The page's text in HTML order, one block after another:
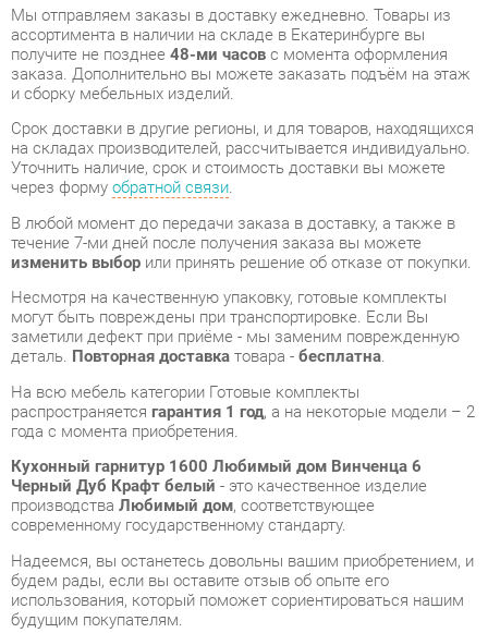
Срок доставки в другие регионы, и для товаров, находящихся
на складах производителей, рассчитывается индивидуально.
Уточнить наличие, срок и стоимость доставки вы можете
через формуобратной связи.
течение 7-ми дней после получения заказа вы можете
изменить выборили принять решение об отказе от покупки.
Несмотря на качественную упаковку, готовые комплекты
заметили дефект при приёме - мы заменим поврежденную
деталь.Повторная доставкатовара -бесплатна.
распространяетсягарантия 1 год, а на некоторые модели – 2
года с момента приобретения.
Кухонный гарнитур 1600 Любимый дом Винченца 6
Черный Дуб Крафт белый
- это качественное изделие
производстваЛюбимый дом, соответствующее
современному государственному стандарту.
Надеемся, вы останетесь довольны вашим приобретением, и
будем рады, если вы оставите отзыв об опыте его
использования, который поможет сориентироваться нашим
будущим покупателям.
Кроме формыобратной связиполучить развёрнутую
консультацию, фото и видеообзор продукции вы можете по
e-mail, телефону в Екатеринбурге и через мессенджеры
Telegram и WhatsApp.
Готовые комплекты также можно сравнить между собой в